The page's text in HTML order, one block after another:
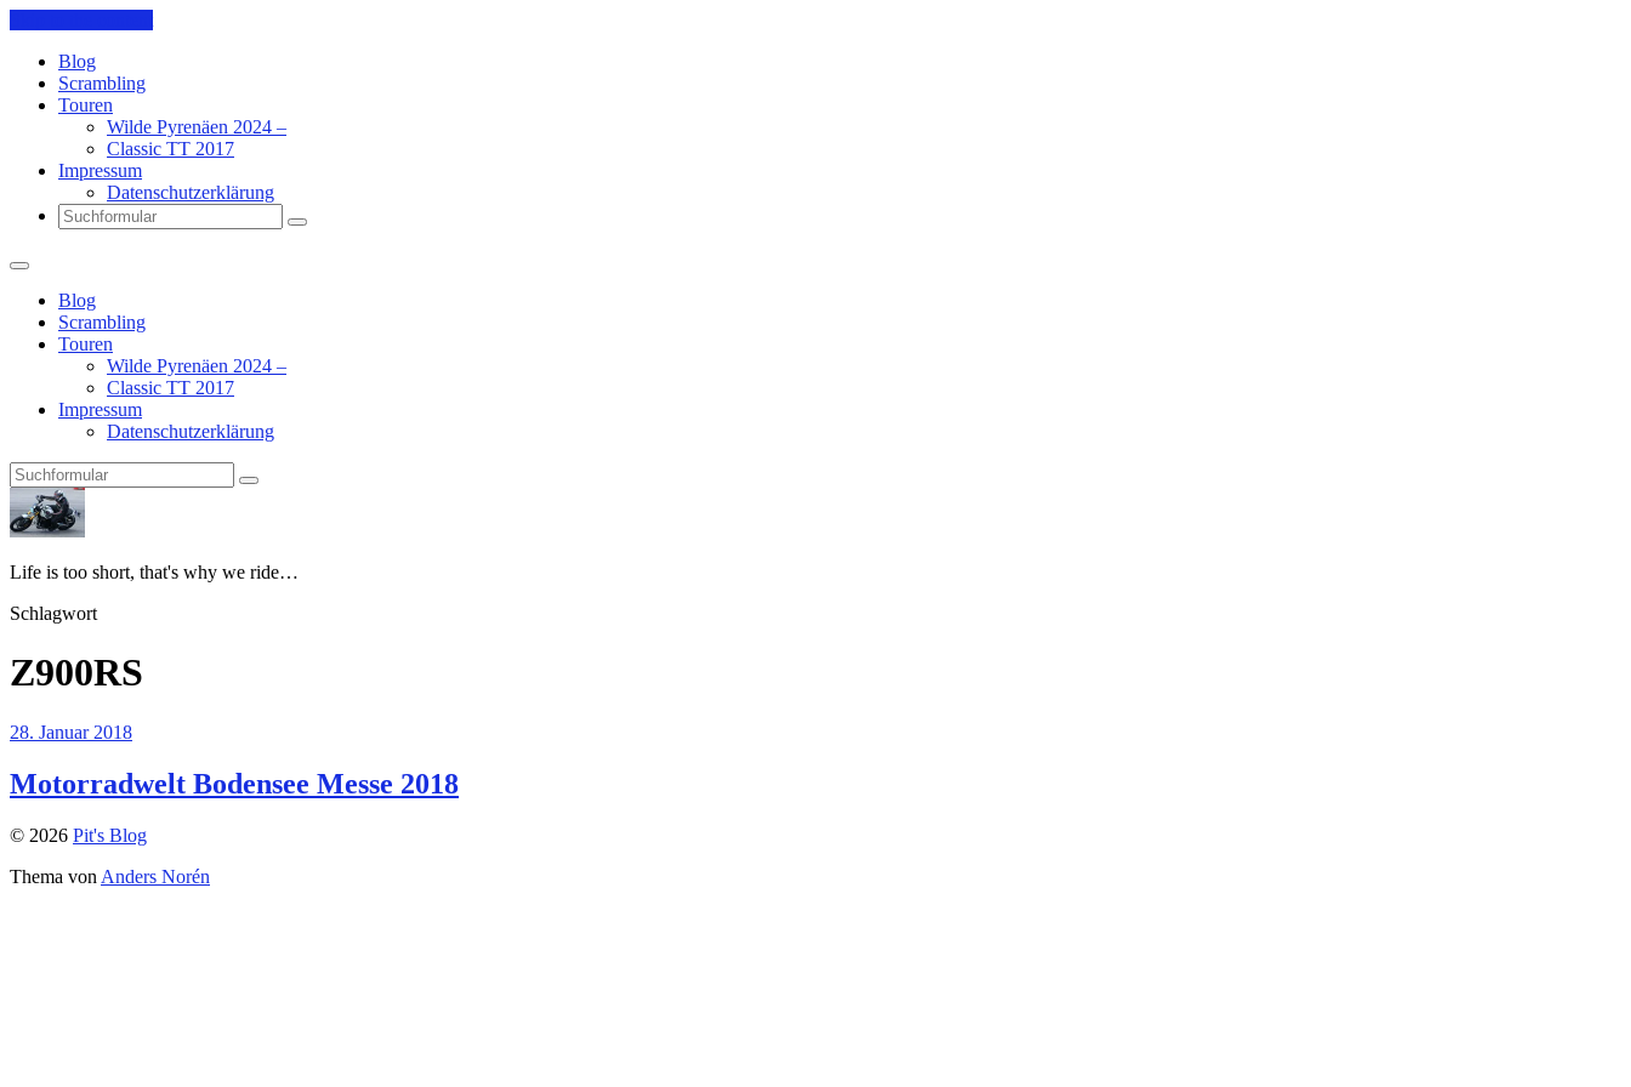
Blog
Scrambling
Touren
Wilde Pyrenäen 2024 –
Classic TT 2017
Impressum
Datenschutzerklärung
Search
Blog
Scrambling
Touren
Wilde Pyrenäen 2024 –
Classic TT 2017
Impressum
Datenschutzerklärung
Search
Pit's
Blog
Life is too short, that's why we ride…
Schlagwort
Z900RS
28. Januar 2018
Motorradwelt Bodensee Messe 2018
© 2026 Pit's Blog
Thema von Anders Norén